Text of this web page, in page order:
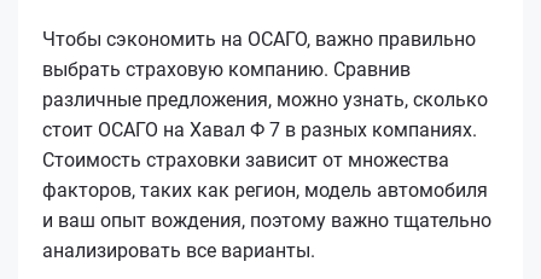
Чтобы сэкономить на ОСАГО, важно правильно
выбрать страховую компанию. Сравнив
различные предложения, можно узнать, сколько
стоит ОСАГО на Хавал Ф 7 в разных компаниях.
Стоимость страховки зависит от множества
факторов, таких как регион, модель автомобиля
и ваш опыт вождения, поэтому важно тщательно
анализировать все варианты.